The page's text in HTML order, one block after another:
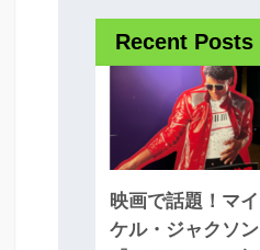
Recent Posts
映画で話題！マイ
ケル・ジャクソン